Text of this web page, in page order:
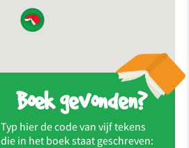
Boek gevonden?
Typ hier de code van vijf tekens
die in het boek staat geschreven: